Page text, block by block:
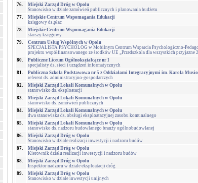
76.
Miejski Zarząd Dróg w Opolu
Stanowisko w dziale zamówień publicznych i planowania budżetu
77.
Miejskie Centrum Wspomagania Edukacji
księgowy ds.płac
78.
Miejskie Centrum Wspomagania Edukacji
starszy księgowy
79.
Centrum Usług Wspólnych w Opolu
SPECJALISTA PSYCHOLOG w Mobilnym Centrum Wsparcia Psychologiczno-
projektu współfinansowanego ze środków UE „Przedszkola dla wszystkich przyjazne
80.
Publiczne Liceum Ogólnokształcące nr I
specjalisty ds. sieci i urządzeń informatycznych
81.
Publiczna Szkoła Podstawowa nr 5 z Oddziałami Integracyjnymi im. Karola
referent ds. administracyjno-gospodarczych
82.
Miejski Zarząd Lokali Komunalnych w Opolu
stanowisko ds. eksploatacji
83.
Miejski Zarząd Lokali Komunalnych w Opolu
stanowisko ds. zamówień publicznych
84.
Miejski Zarząd Lokali Komunalnych w Opolu
dwa stanowiska ds. obsługi eksploatacyjnej zasobu komunalnego
85.
Miejski Zarząd Lokali Komunalnych w Opolu
stanowisko ds. nadzoru budowlanego branży ogólnobudowlanej
86.
Miejski Zarząd Dróg w Opolu
Stanowisko w dziale realizacji inwestycji i nadzoru budów
87.
Miejski Zarząd Dróg w Opolu
Kierownik działu realizacji inwestycji i nadzoru budów
88.
Miejski Zarząd Dróg w Opolu
Inspektor nadzoru w dziale eksploatacji dróg
89.
Miejski Zarząd Dróg w Opolu
Stanowisko w dziale inwestycji unijnych